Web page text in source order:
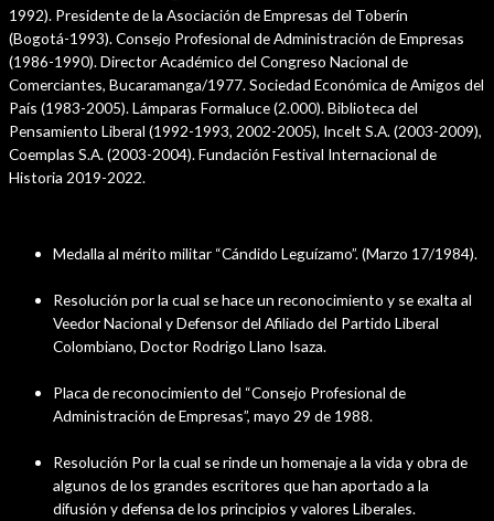
1992). Presidente de la Asociación de Empresas del Toberín
(Bogotá-1993). Consejo Profesional de Administración de Empresas
(1986-1990). Director Académico del Congreso Nacional de
Comerciantes, Bucaramanga/1977. Sociedad Económica de Amigos del
País (1983-2005). Lámparas Formaluce (2.000). Biblioteca del
Pensamiento Liberal (1992-1993, 2002-2005), Incelt S.A. (2003-2009),
Coemplas S.A. (2003-2004). Fundación Festival Internacional de
Historia 2019-2022.
Medalla al mérito militar “Cándido Leguízamo”. (Marzo 17/1984).
Resolución por la cual se hace un reconocimiento y se exalta al
Veedor Nacional y Defensor del Afiliado del Partido Liberal
Colombiano, Doctor Rodrigo Llano Isaza.
Placa de reconocimiento del “Consejo Profesional de
Administración de Empresas”, mayo 29 de 1988.
Resolución Por la cual se rinde un homenaje a la vida y obra de
algunos de los grandes escritores que han aportado a la
difusión y defensa de los principios y valores Liberales.